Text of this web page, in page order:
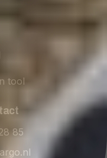
tool
85